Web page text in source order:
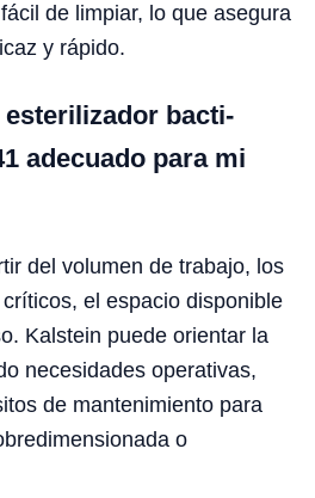
de limpiar, lo que asegura
y rápido.
bacti-
adecuado para mi
del volumen de trabajo, los
el espacio disponible
Kalstein puede orientar la
necesidades operativas,
de mantenimiento para
o